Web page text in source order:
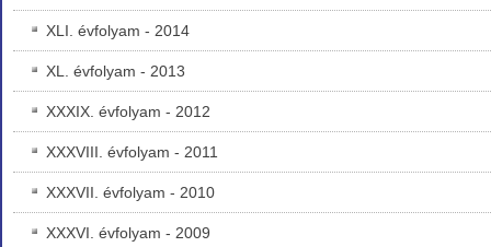
XLI. évfolyam - 2014
XL. évfolyam - 2013
XXXIX. évfolyam - 2012
XXXVIII. évfolyam - 2011
XXXVII. évfolyam - 2010
XXXVI. évfolyam - 2009